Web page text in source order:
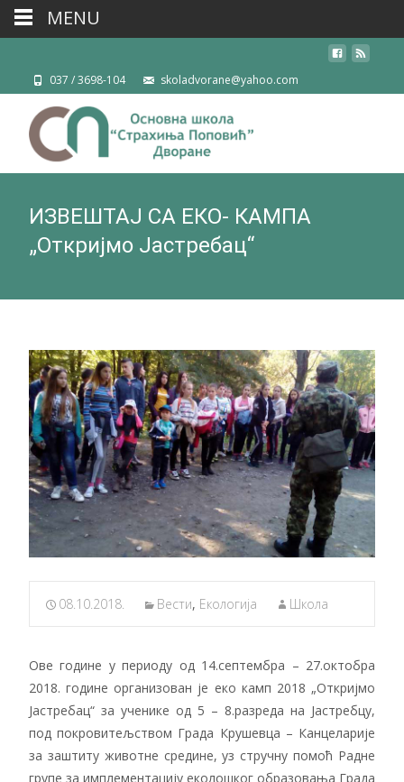
037 / 3698-104 skoladvorane@yahoo.com
ИЗВЕШТАЈ СА ЕКО- КАМПА
„Откријмо Јастребац“
08.10.2018. Вести, Екологија Школа
Ове године у периоду од 14.септембра – 27.октобра
2018. године организован је еко камп 2018 „Откријмо
Јастребац“ за ученике од 5 – 8.разреда на Јастребцу,
под покровитељством Града Крушевца – Канцеларије
за заштиту животне средине, уз стручну помоћ Радне
групе за имплементацију еколошког образовања Града
MENU